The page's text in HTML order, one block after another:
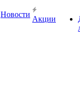
Новости
Акции